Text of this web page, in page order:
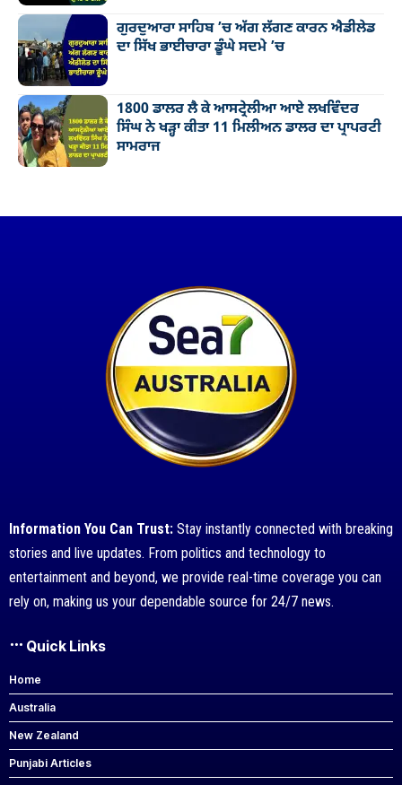
ਗੁਰਦੁਆਰਾ ਸਾਹਿਬ ’ਚ ਅੱਗ ਲੱਗਣ ਕਾਰਨ ਐਡੀਲੇਡ
ਦਾ ਸਿੱਖ ਭਾਈਚਾਰਾ ਡੂੰਘੇ ਸਦਮੇ ’ਚ
1800 ਡਾਲਰ ਲੈ ਕੇ ਆਸਟ੍ਰੇਲੀਆ ਆਏ ਲਖਵਿੰਦਰ
ਸਿੰਘ ਨੇ ਖੜ੍ਹਾ ਕੀਤਾ 11 ਮਿਲੀਅਨ ਡਾਲਰ ਦਾ ਪ੍ਰਾਪਰਟੀ
ਸਾਮਰਾਜ
Information You Can Trust: Stay instantly connected with breaking
stories and live updates. From politics and technology to
entertainment and beyond, we provide real-time coverage you can
rely on, making us your dependable source for 24/7 news.
Quick Links
Home
Australia
New Zealand
Punjabi Articles